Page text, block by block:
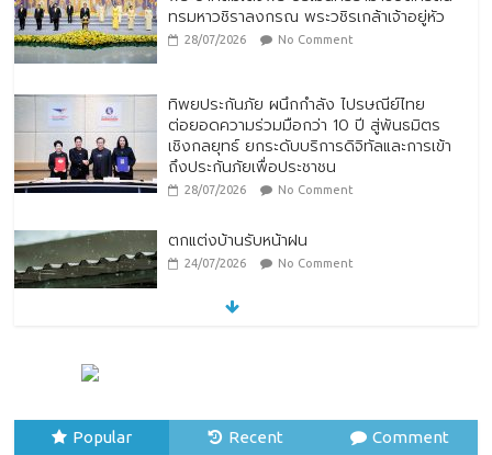
ทรมหาวชิราลงกรณ พระวชิรเกล้าเจ้าอยู่หัว
28/07/2026 No Comment
ทิพยประกันภัย ผนึกกำลัง ไปรษณีย์ไทย
ต่อยอดความร่วมมือกว่า 10 ปี สู่พันธมิตร
เชิงกลยุทธ์ ยกระดับบริการดิจิทัลและการเข้า
ถึงประกันภัยเพื่อประชาชน
28/07/2026 No Comment
ตกแต่งบ้านรับหน้าฝน
24/07/2026 No Comment
Popular Recent Comment